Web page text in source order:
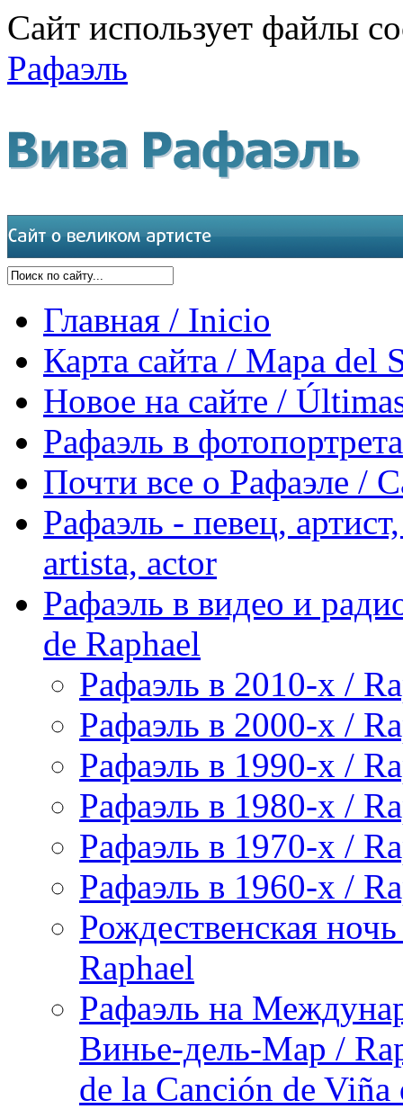
Сайт использует файлы
Рафаэль
Главная / Inicio
Карта сайта / Mapa del
Новое на сайте /
Рафаэль в
Почти все о Рафаэле /
Рафаэль - певец,
artista, actor
Рафаэль в видео и
de Raphael
Рафаэль в 2010-х /
Рафаэль в 2000-х /
Рафаэль в 1990-х /
Рафаэль в 1980-х /
Рафаэль в 1970-х /
Рафаэль в 1960-х /
Рождественская
Raphael
Рафаэль на
Винье-дель-Мар /
de la Canción de